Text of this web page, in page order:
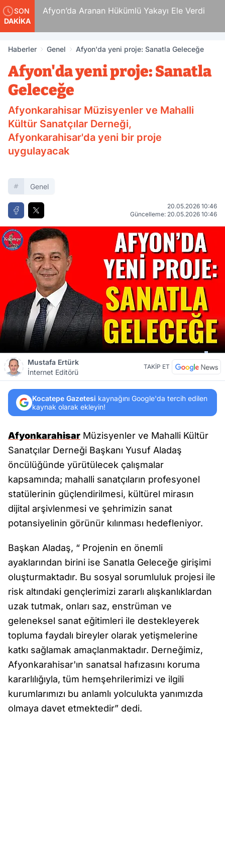
SON
DAKİKA
Afyon’da Aranan Hükümlü Yakayı Ele Verdi
Haberler Genel Afyon'da yeni proje: Sanatla Geleceğe
Afyon'da yeni proje: Sanatla
Geleceğe
Afyonkarahisar Müzisyenler ve Mahalli
Kültür Sanatçılar Derneği,
Afyonkarahisar'da yeni bir proje
uygulayacak
Genel
20.05.2026 10:46
Güncelleme: 20.05.2026 10:46
Mustafa Ertürk
İnternet Editörü
TAKİP ET
Kocatepe Gazetesi kaynağını Google'da tercih edilen
kaynak olarak ekleyin!
Afyonkarahisar Müzisyenler ve Mahalli Kültür
Sanatçılar Derneği Başkanı Yusuf Aladaş
öncülüğünde yürütülecek çalışmalar
kapsamında; mahalli sanatçıların profesyonel
statülerinin güçlendirilmesi, kültürel mirasın
dijital arşivlenmesi ve şehrimizin sanat
potansiyelinin görünür kılınması hedefleniyor.
Başkan Aladaş, “ Projenin en önemli
ayaklarından birini ise Sanatla Geleceğe girişimi
oluşturmaktadır. Bu sosyal sorumluluk projesi ile
risk altındaki gençlerimizi zararlı alışkanlıklardan
uzak tutmak, onları saz, enstrüman ve
geleneksel sanat eğitimleri ile destekleyerek
topluma faydalı bireyler olarak yetişmelerine
katkı sağlamak amaçlanmaktadır. Derneğimiz,
Afyonkarahisar'ın sanatsal hafızasını koruma
kararlılığıyla, tüm hemşehrilerimizi ve ilgili
kurumlarımızı bu anlamlı yolculukta yanımızda
olmaya davet etmektedir” dedi.